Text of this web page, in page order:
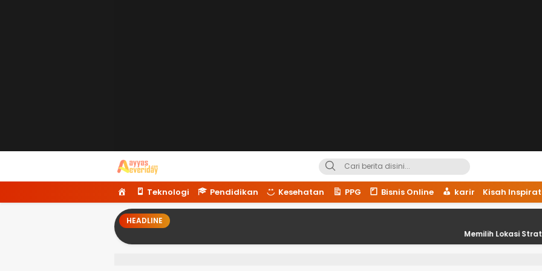
Ayyaseveriday
Beragam Informasi Hari Ini
o
m
e
Teknologi Pendidikan Kesehatan PPG Bisnis Online karir Kisah
HEADLINE
Memilih Lokasi Strategis untuk